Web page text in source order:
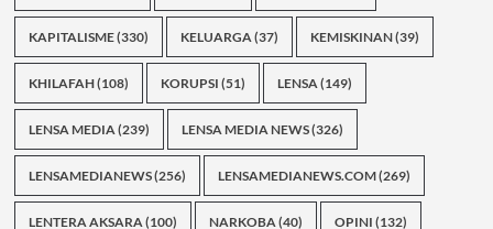
KAPITALISME(330) KELUARGA(37) KEMISKINAN(39)
KHILAFAH(108) KORUPSI (51) LENSA(149)
LENSA MEDIA(239) LENSA MEDIA NEWS(326)
LENSAMEDIANEWS(256) LENSAMEDIANEWS.COM(269)
LENTERA AKSARA(100) NARKOBA(40) OPINI (132)